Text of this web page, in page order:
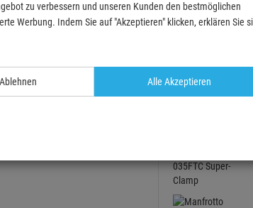
+ Manfrotto 335AS Steck…
Manfrotto
Manfrotto
zu verbessern und unseren Kunden den bestmöglichen
Werbung. Indem Sie auf "Akzeptieren" klicken, erklären Sie
Alle Akzeptieren